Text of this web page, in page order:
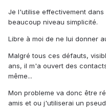
Je l'utilise effectivement
beaucoup niveau simplicité.
Libre à moi de ne lui donner
Malgré tous ces défauts,
ans, il m'a ouvert des
même...
Mon probleme va donc être
amis et ou j'utiliserai un